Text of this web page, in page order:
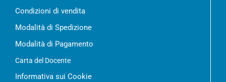
Condizioni di vendita
Modalità di Spedizione
Modalità di Pagamento
Carta del Docente
Informativa sui Cookie